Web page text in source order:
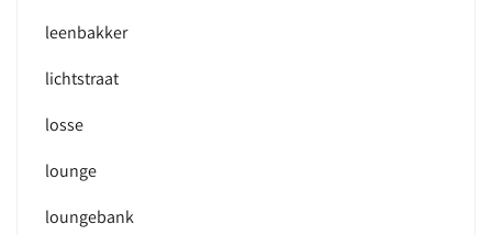
leenbakker
lichtstraat
losse
lounge
loungebank